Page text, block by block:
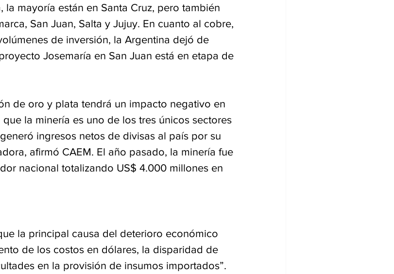
mayoría están en Santa Cruz, pero también
San Juan, Salta y Jujuy. En cuanto al cobre,
de inversión, la Argentina dejó de
Josemaría en San Juan está en etapa de
de oro y plata tendrá un impacto negativo en
la minería es uno de los tres únicos sectores
ingresos netos de divisas al país por su
afirmó CAEM. El año pasado, la minería fue
nacional totalizando US$ 4.000 millones en
la principal causa del deterioro económico
de los costos en dólares, la disparidad de
en la provisión de insumos importados”.